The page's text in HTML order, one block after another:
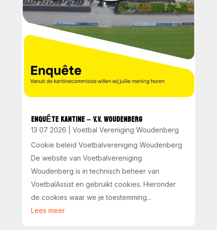
ENQUÊTE KANTINE – V.V. WOUDENBERG
13 07 2026
Voetbal Vereniging Woudenberg
Cookie beleid Voetbalvereniging Woudenberg
De website van Voetbalvereniging
Woudenberg is in technisch beheer van
VoetbalAssist en gebruikt cookies. Hieronder
de cookies waar we je toestemming...
Lees meer